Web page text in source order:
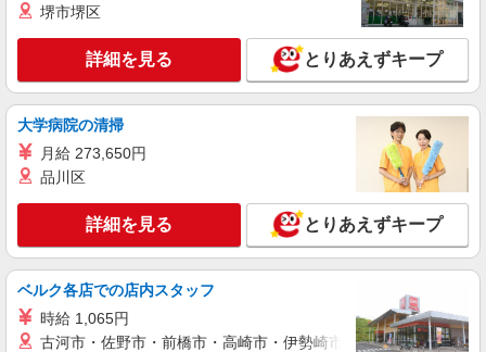
株式会社シエロ
【ドコモ】の店舗スタッフ
時給1300円〜 ※別途資格手当 ※残業代支給
+゜・。○。・゜+゜ 入社祝い金10万円支給(規定
有) お友達を紹介頂くと, インセンティブ支給(規定
○。・゜+゜・。○。・゜+゜
キープ 詳細を見る
派遣社員 紹介予定派遣
株式会社シエロ
携帯販売スタッフ【softbank】
時給1400円〜1450円（経験・能力による） ※
残業代支給 ★交通費別途支給（規定あり） ゜
堺市堺区
詳細を見る とりあえずキープ
大学病院の清掃
月給 273,650円
品川区
詳細を見る とりあえずキープ
ベルク各店での店内スタッフ
時給 1,065円
古河市・佐野市・前橋市・高崎市・伊勢崎市・太田市・館林市